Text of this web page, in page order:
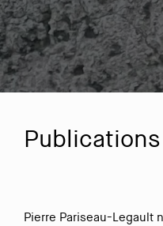
Pierre Pariseau-Legault